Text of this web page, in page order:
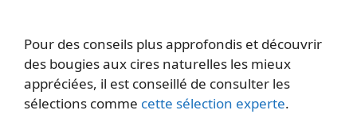
Pour des conseils plus approfondis et découvrir
des bougies aux cires naturelles les mieux
appréciées, il est conseillé de consulter les
sélections comme cette sélection experte.